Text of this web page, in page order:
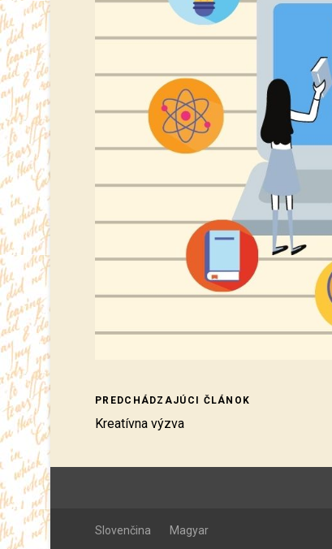
PREDCHÁDZAJÚCI ČLÁNOK
Kreatívna výzva
Slovenčina Magyar